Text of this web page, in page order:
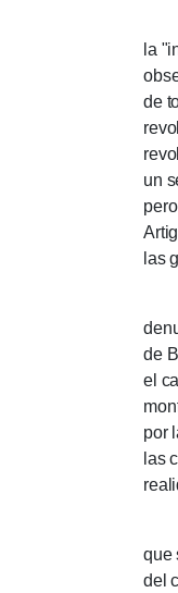
la
de
un
las
de
el
por
las
que
del